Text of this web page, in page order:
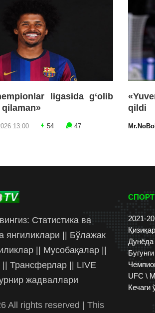
ligasida g‘olib
13:00 54 47
qildi
Статистика ва
янгиликлари || Бўлажак
|| Мусобақалар ||
Трансферлар || LIVE
жадваллари
All rights reserved | This
2021-
Дунёда
UFC \
Кечаги